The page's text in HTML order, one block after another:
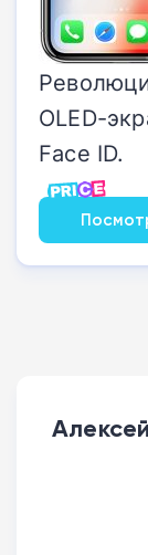
OLED-
Face ID.